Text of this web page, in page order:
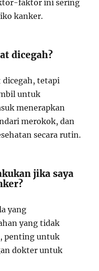
faktor ini sering
kanker.
dicegah?
dicegah, tetapi
untuk
menerapkan
merokok, dan
secara rutin.
jika saya
yang
yang tidak
penting untuk
dokter untuk